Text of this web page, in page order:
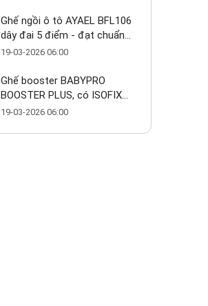
Ghế ngồi ô tô AYAEL BFL106
dây đai 5 điểm - đạt chuẩn
ECE R129 cho bé từ 1–10 tuổi
19-03-2026 06:00
Ghế booster BABYPRO
BOOSTER PLUS, có ISOFIX
giá ~800k có thực sự đáng
19-03-2026 06:00